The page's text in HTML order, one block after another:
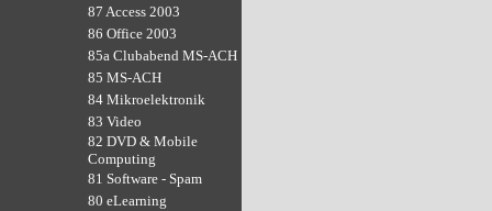
87 Access 2003
86 Office 2003
85a Clubabend MS-ACH
85 MS-ACH
84 Mikroelektronik
83 Video
82 DVD & Mobile
Computing
81 Software - Spam
80 eLearning